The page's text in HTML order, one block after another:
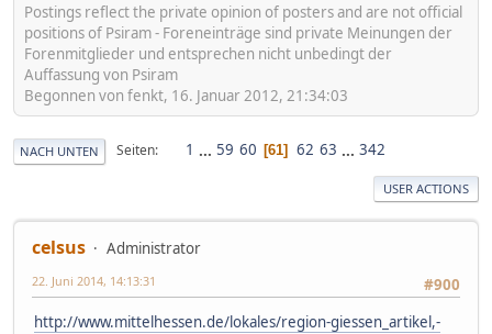
Postings reflect the private opinion of posters and are not official
positions of Psiram - Foreneinträge sind private Meinungen der
Forenmitglieder und entsprechen nicht unbedingt der
Auffassung von Psiram
Begonnen von fenkt, 16. Januar 2012, 21:34:03
NACH UNTEN Seiten 1 ... 59 60 61 62 63 ... 342
USER ACTIONS
celsus
Administrator
#900
22. Juni 2014, 14:13:31
http://www.mittelhessen.de/lokales/region-giessen_artikel,-